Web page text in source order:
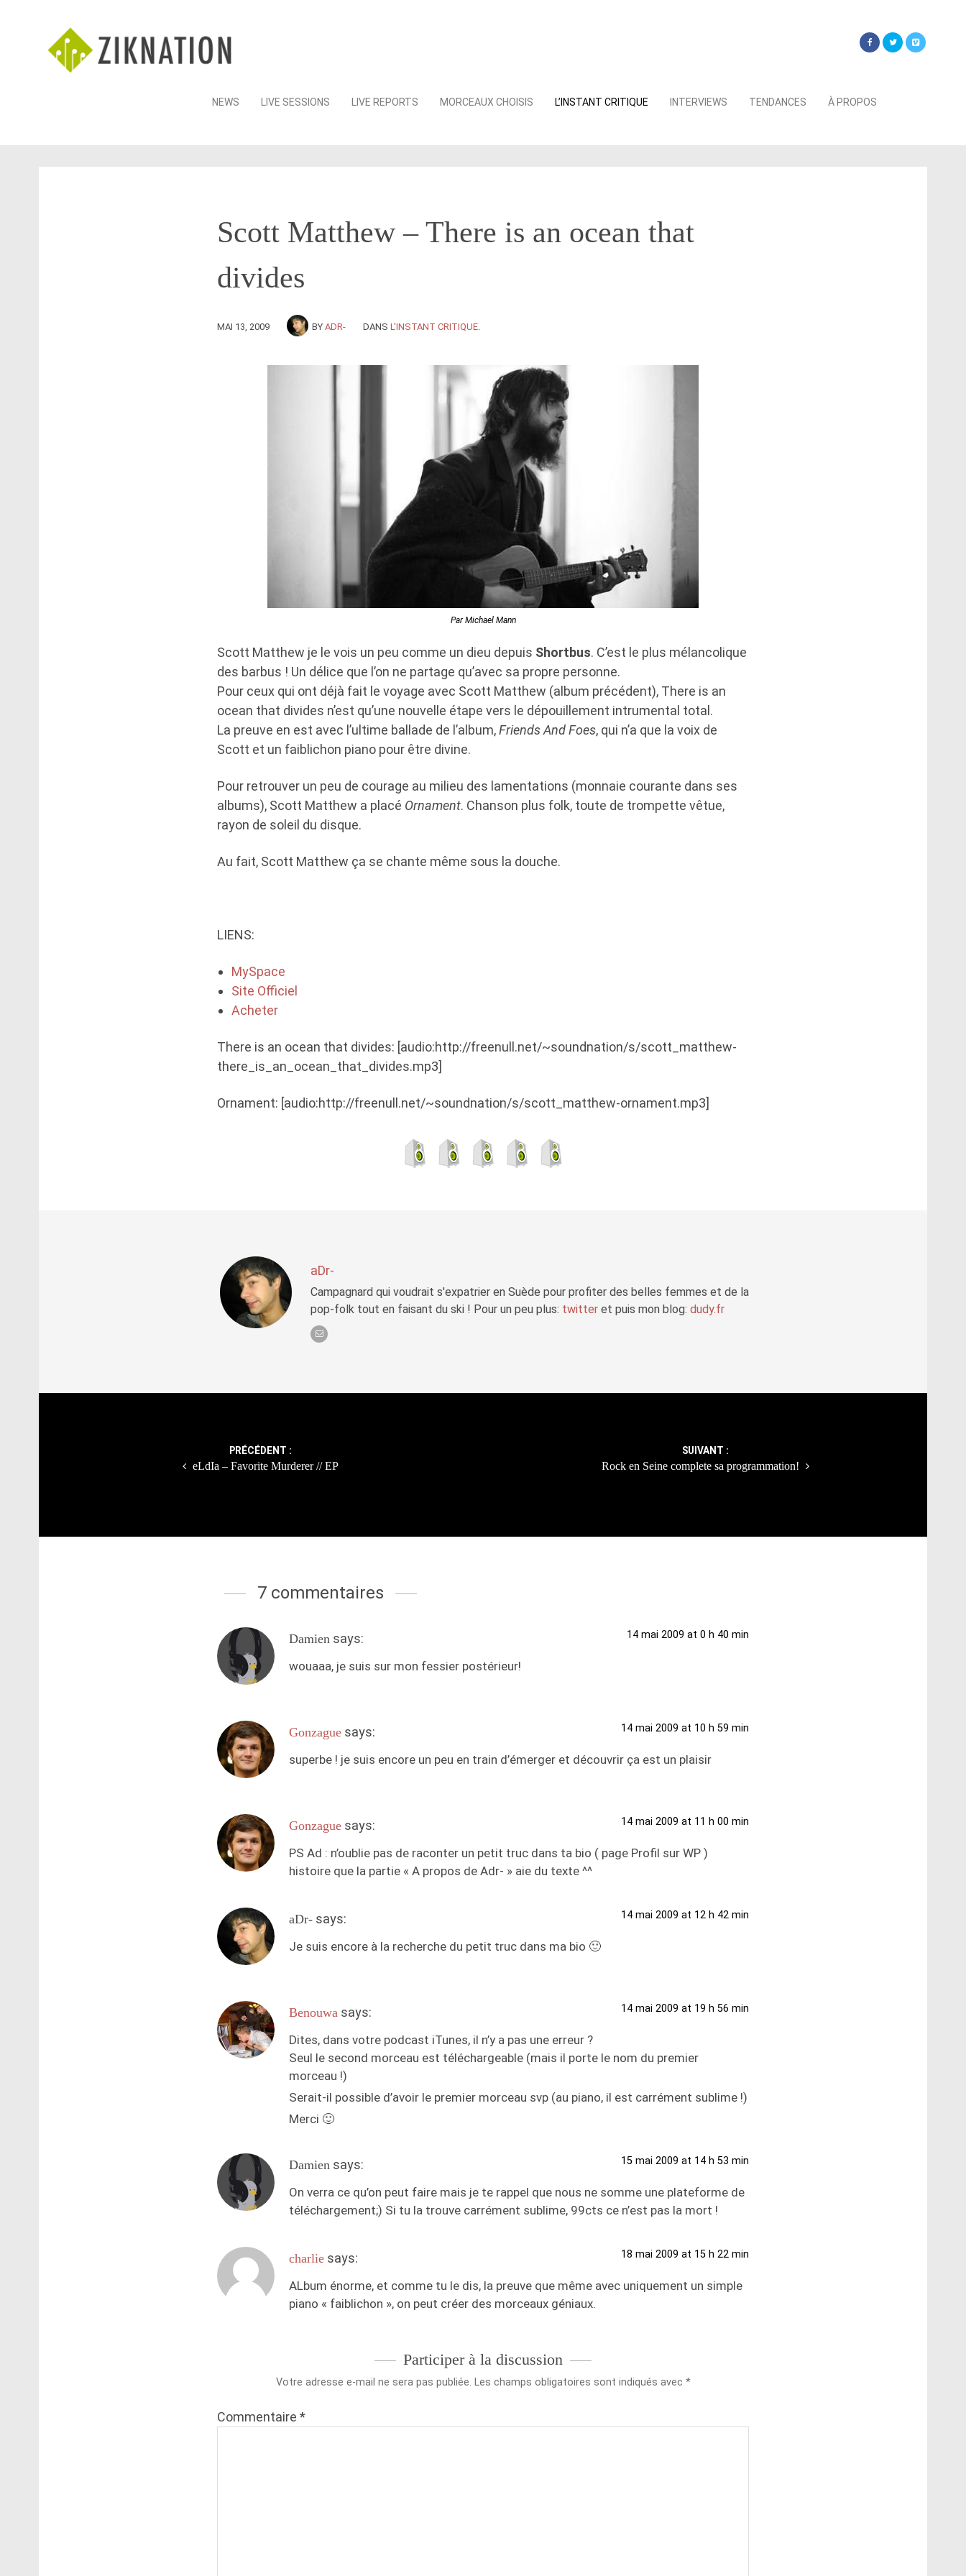
Skip
NEWS LIVE SESSIONS LIVE REPORTS MORCEAUX CHOISIS L’INSTANT CRITIQUE INTERVIEWS TENDANCES À PROPOS
Scott Matthew – There is an ocean that
divides
MAI 13, 2009 BY ADR- DANS L'INSTANT CRITIQUE
Par Michael Mann
Scott Matthew je le vois un peu comme un dieu depuis Shortbus. C’est le plus mélancolique
des barbus ! Un délice que l’on ne partage qu’avec sa propre personne.
Pour ceux qui ont déjà fait le voyage avec Scott Matthew (album précédent), There is an
ocean that divides n’est qu’une nouvelle étape vers le dépouillement intrumental total.
La preuve en est avec l’ultime ballade de l’album,Friends And Foes, qui n’a que la voix de
Scott et un faiblichon piano pour être divine.
Pour retrouver un peu de courage au milieu des lamentations (monnaie courante dans ses
albums), Scott Matthew a placé Ornament. Chanson plus folk, toute de trompette vêtue,
rayon de soleil du disque.
Au fait, Scott Matthew ça se chante même sous la douche.
LIENS:
MySpace
Site Officiel
Acheter
There is an ocean that divides: [audio:http://freenull.net/~soundnation/s/scott_matthew-
there_is_an_ocean_that_divides.mp3]
Ornament: [audio:http://freenull.net/~soundnation/s/scott_matthew-ornament.mp3]
aDr-
Campagnard qui voudrait s'expatrier en Suède pour profiter des belles femmes et de la
pop-folk tout en faisant du ski ! Pour un peu plus: twitter et puis mon blog: dudy.fr
PRÉCÉDENT :
eLdIa – Favorite Murderer // EP
SUIVANT :
Rock en Seine complete sa programmation!
7 commentaires
Damien says: 14 mai 2009 at 0 h 40 min
wouaaa, je suis sur mon fessier postérieur!
Gonzague says: 14 mai 2009 at 10 h 59 min
superbe ! je suis encore un peu en train d’émerger et découvrir ça est un plaisir
Gonzague says: 14 mai 2009 at 11 h 00 min
PS Ad : n’oublie pas de raconter un petit truc dans ta bio ( page Profil sur WP )
histoire que la partie « A propos de Adr- » aie du texte ^^
aDr- says: 14 mai 2009 at 12 h 42 min
Je suis encore à la recherche du petit truc dans ma bio 🙂
Benouwa says: 14 mai 2009 at 19 h 56 min
Dites, dans votre podcast iTunes, il n’y a pas une erreur ?
Seul le second morceau est téléchargeable (mais il porte le nom du premier
morceau !)
Serait-il possible d’avoir le premier morceau svp (au piano, il est carrément sublime !)
Merci 🙂
Damien says: 15 mai 2009 at 14 h 53 min
On verra ce qu’on peut faire mais je te rappel que nous ne somme une plateforme de
téléchargement;) Si tu la trouve carrément sublime, 99cts ce n’est pas la mort !
charlie says: 18 mai 2009 at 15 h 22 min
ALbum énorme, et comme tu le dis, la preuve que même avec uniquement un simple
piano « faiblichon », on peut créer des morceaux géniaux.
Participer à la discussion
Votre adresse e-mail ne sera pas publiée. Les champs obligatoires sont indiqués avec *
Commentaire *